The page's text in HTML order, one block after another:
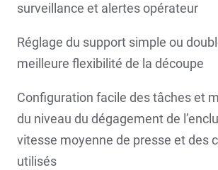
surveillance et alertes opérateur
Réglage du support simple ou
meilleure flexibilité de la découpe
Configuration facile des tâches et
du niveau du dégagement de
vitesse moyenne de presse et des
utilisés